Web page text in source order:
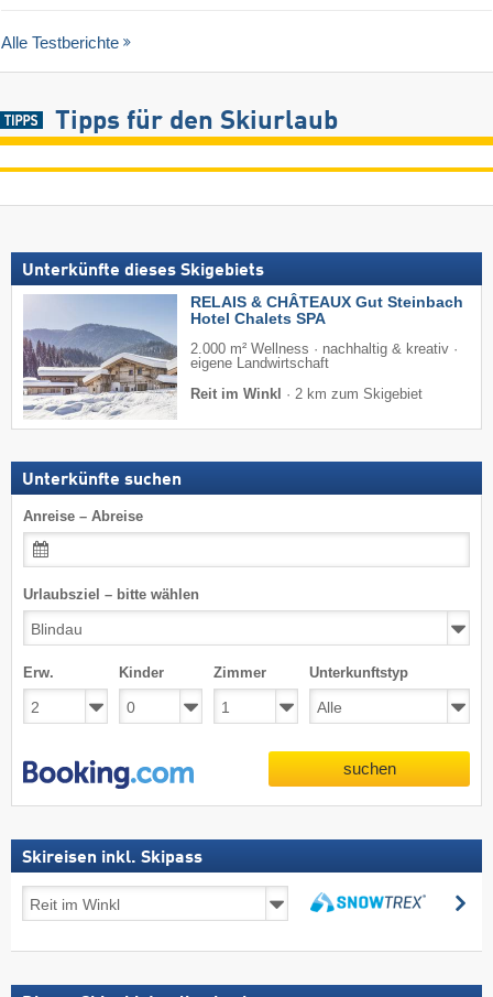
Alle Testberichte
Tipps für den Skiurlaub
Unterkünfte dieses Skigebiets
RELAIS & CHÂTEAUX Gut Steinbach
Hotel Chalets SPA
2.000 m² Wellness · nachhaltig & kreativ ·
eigene Landwirtschaft
Reit im Winkl
· 2 km zum Skigebiet
Unterkünfte suchen
Anreise – Abreise
Urlaubsziel – bitte wählen
Erw. Kinder Zimmer Unterkunftstyp
suchen
Skireisen inkl. Skipass
Skireisen
inkl.